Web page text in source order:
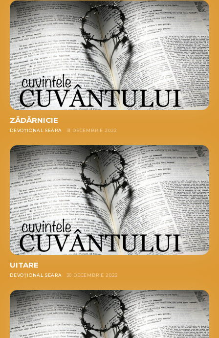
ZĂDĂRNICIE
DEVOȚIONAL SEARA 31 DECEMBRIE 2022
UITARE
DEVOȚIONAL SEARA 30 DECEMBRIE 2022